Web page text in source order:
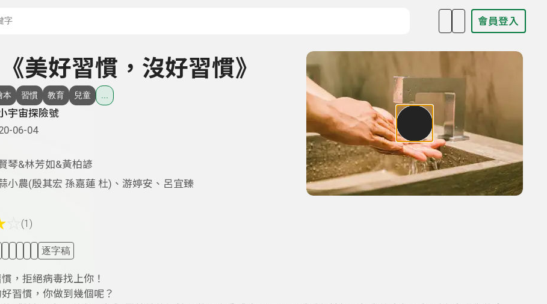
會員登入
美好習慣，沒好習慣》
本 習慣 教育 兒童
宇宙探險號
06-04
琴&林芳如&黃柏諺
小農(殷其宏 孫嘉蓮 杜)、游婷安、呂宜臻
(1)
逐字稿
，拒絕病毒找上你！
習慣，你做到幾個呢？